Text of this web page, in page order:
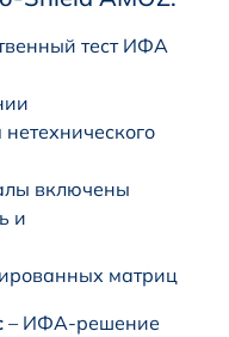
тест ИФА
включены
и
матриц
– ИФА-решение